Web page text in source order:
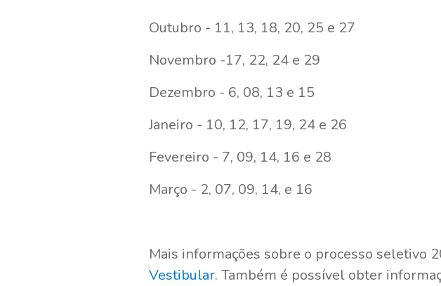
Outubro - 11, 13, 18, 20, 25 e 27
Novembro -17, 22, 24 e 29
Dezembro - 6, 08, 13 e 15
Janeiro - 10, 12, 17, 19, 24 e 26
Fevereiro - 7, 09, 14, 16 e 28
Março - 2, 07, 09, 14, e 16
Mais informações sobre o processo seletivo
Vestibular. Também é possível obter